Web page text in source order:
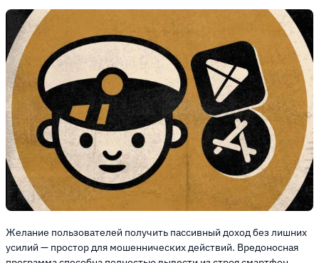
Желание пользователей получить пассивный доход без лишних
усилий — простор для мошеннических действий. Вредоносная